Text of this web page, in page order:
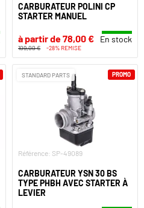
CARBURATEUR POLINI CP
STARTER MANUEL
à partir de 78,00 € En stock
109,00 € -28% REMISE
STANDARD PARTS
Référence: SP-49089
CARBURATEUR YSN 30 BS
TYPE PHBH AVEC STARTER À
LEVIER
PROMO